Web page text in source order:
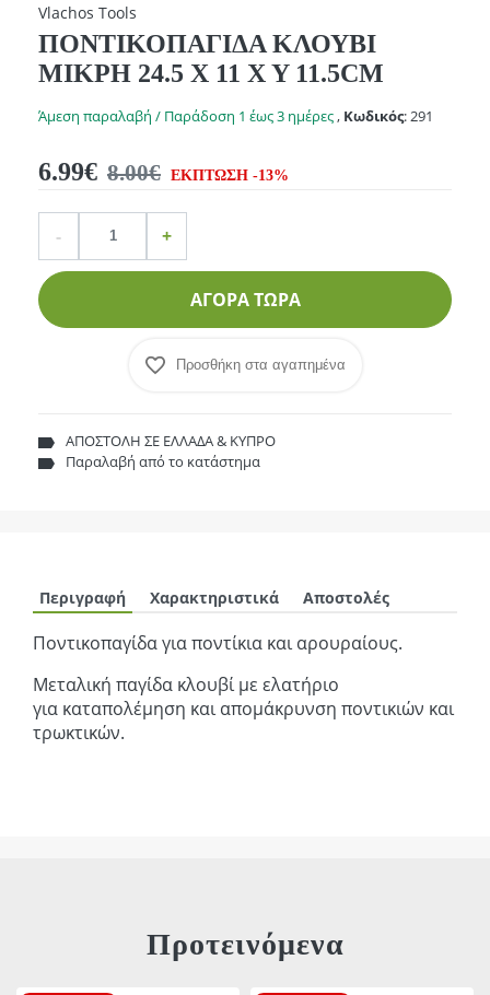
Vlachos Tools
ΠΟΝΤΙΚΟΠΑΓΙΔΑ ΚΛΟΥΒΙ
ΜΙΚΡΗ 24.5 X 11 X Y 11.5CM
Άμεση παραλαβή / Παράδοση 1 έως 3 ημέρες , Κωδικός: 291
6.99€ 8.00€ ΕΚΠΤΩΣΗ -13%
Ποσότητα
-product.increase.quantity
+product.decrease.quantity
ΑΓΟΡΑ ΤΩΡΑ
Προσθήκη στα αγαπημένα
ΑΠΟΣΤΟΛΗ ΣΕ ΕΛΛΑΔΑ & ΚΥΠΡΟ
Παραλαβή από το κατάστημα
Περιγραφή Χαρακτηριστικά Αποστολές
Ποντικοπαγίδα για ποντίκια και αρουραίους.
Μεταλική παγίδα κλουβί με ελατήριο
για καταπολέμηση και απομάκρυνση ποντικιών και
τρωκτικών.
Προτεινόμενα